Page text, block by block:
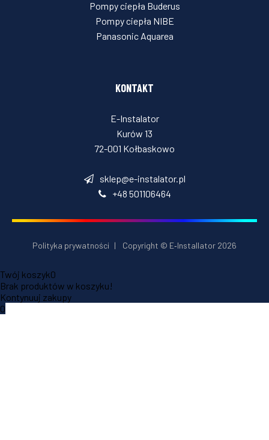
Pompy ciepła Buderus
Pompy ciepła NIBE
Panasonic Aquarea
KONTAKT
E-Instalator
Kurów 13
72-001 Kołbaskowo
sklep@e-instalator.pl
+48 501106464
Polityka prywatności | Copyright © E‑Installator 2026
Twój koszyk0
Brak produktów w koszyku!
Kontynuuj zakupy
0